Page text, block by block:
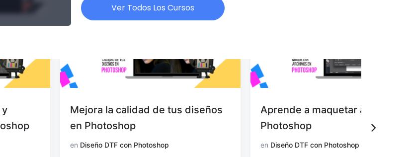
Ver Todos Los Cursos
la calidad de tus diseños
Photoshop
Diseño DTF con Photoshop
Aprende a maquetar archivos en
Diseño DTF con Photoshop